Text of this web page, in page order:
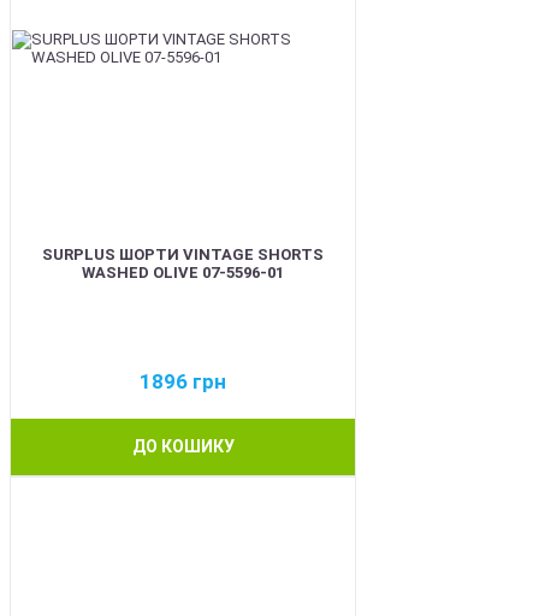
SURPLUS ШОРТИ VINTAGE SHORTS
WASHED OLIVE 07-5596-01
1896 грн
ДО КОШИКУ